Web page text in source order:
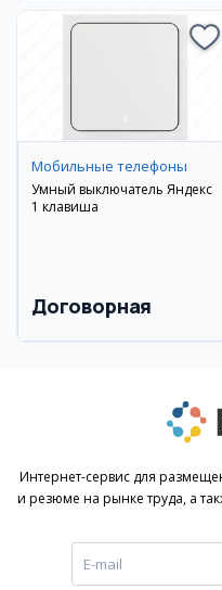
Мобильные телефоны
Умный выключатель Яндекс
1 клавиша
Договорная
Интернет-сервис для
и резюме на рынке труда, а